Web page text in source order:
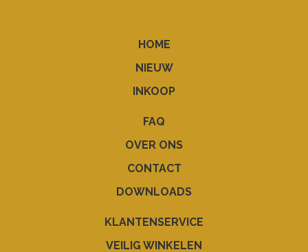
HOME
NIEUW
INKOOP
FAQ
OVER ONS
CONTACT
DOWNLOADS
KLANTENSERVICE
VEILIG WINKELEN